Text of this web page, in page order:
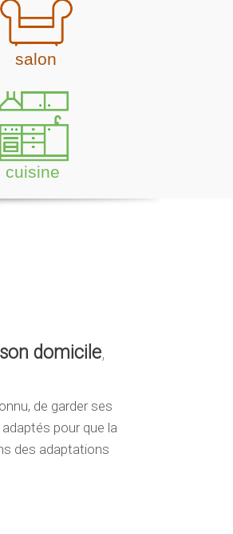
cuisine
salon
domicile,
de garder ses
pour que la
des adaptations